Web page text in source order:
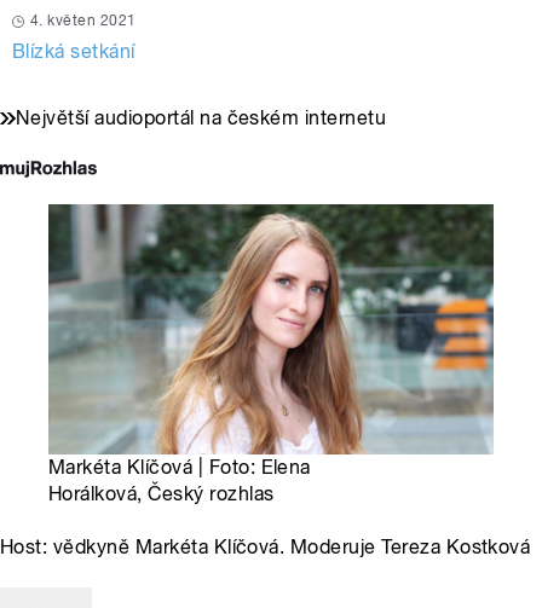
4. květen 2021
Blízká setkání
Největší audioportál na českém internetu
Markéta Klíčová | Foto: Elena
Horálková, Český rozhlas
Host: vědkyně Markéta Klíčová. Moderuje Tereza Kostková